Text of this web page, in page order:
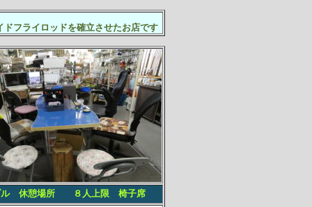
ライロッドを確立させたお店です
ル 休憩場所 ８人上限 椅子席